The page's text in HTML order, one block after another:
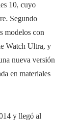
10, cuyo
Segundo
modelos con
Watch Ultra, y
nueva versión
en materiales
y llegó al